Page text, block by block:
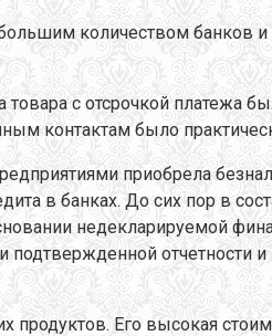
количеством банков
товара с отсрочкой
контактам было
приобрела
в банках. До сих пор в
недекларируемой
отчетности
Его высокая